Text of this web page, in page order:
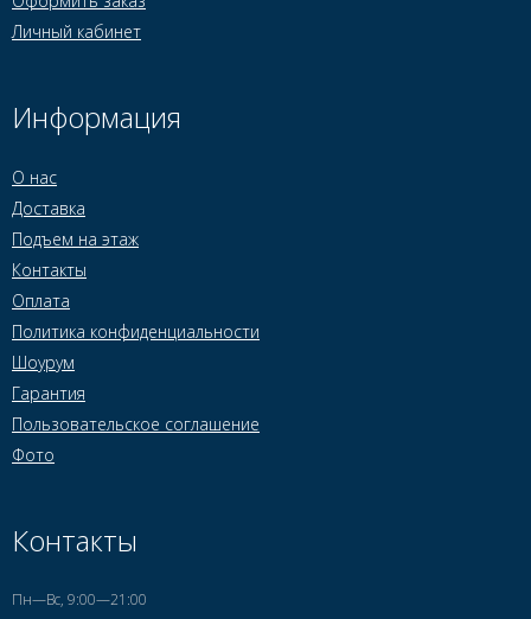
Личный кабинет
Информация
О нас
Доставка
Подъем на этаж
Контакты
Оплата
Политика конфиденциальности
Шоурум
Гарантия
Пользовательское соглашение
Фото
Контакты
Пн—Вс, 9:00—21:00